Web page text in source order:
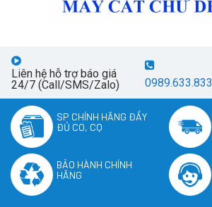
Liên hệ hỗ trợ báo giá
24/7 (Call/SMS/Zalo)
0989.633.833
SP CHÍNH HÃNG ĐẦY
ĐỦ CO, CQ
BẢO HÀNH CHÍNH
HÃNG